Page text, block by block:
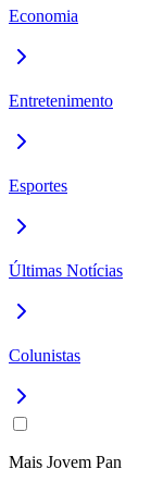
Economia
Entretenimento
Esportes
Últimas Notícias
Colunistas
Mais Jovem Pan